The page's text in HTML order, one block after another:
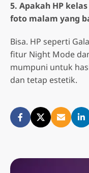
5. Apakah HP
foto malam yang
Bisa. HP seperti
fitur Night Mode
mumpuni untuk
dan tetap estetik.